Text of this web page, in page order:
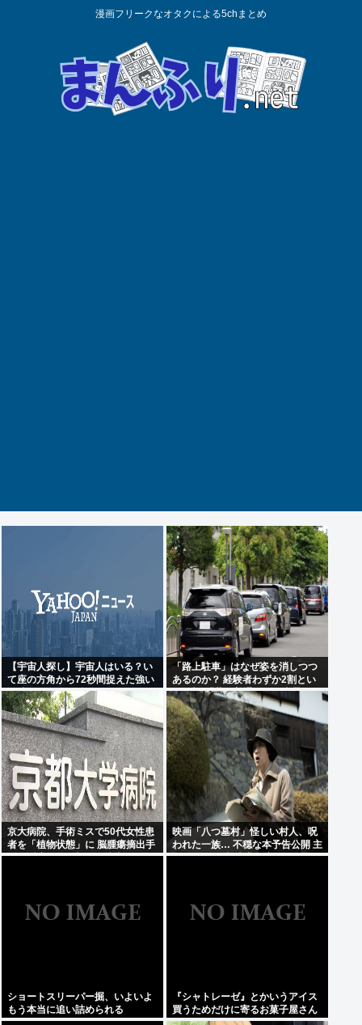
漫画フリークなオタクによる5chまとめ
【宇宙人探し】宇宙人はいる？い
て座の方角から72秒間捉えた強い
電波、50年間正体分からぬ
「Wow！信号」…「合理的に考え
ると、宇宙人からの信号の可能
性」
「路上駐車」はなぜ姿を消しつつ
あるのか？ 経験者わずか2割とい
う衝撃!「昔は普通だった光景」が
変わり始めた理由とは
京大病院、手術ミスで50代女性患
者を「植物状態」に 脳腫瘍摘出手
術で腫瘍の無い部位を摘出してし
映画「八つ墓村」怪しい村人、呪
われた一族… 不穏な本予告公開 主
題歌はB’zの松本孝弘率いるTMG
ショートスリーパー掘、いよいよ
もう本当に追い詰められる
『シャトレーゼ』とかいうアイス
買うためだけに寄るお菓子屋さん